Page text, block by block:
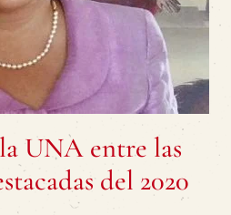
UNA entre las
del 2020